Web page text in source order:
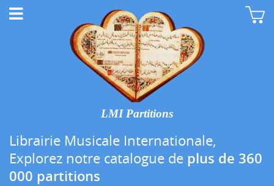
LMI Partitions
Librairie Musicale Internationale,
Explorez notre catalogue de plus de 360
000 partitions